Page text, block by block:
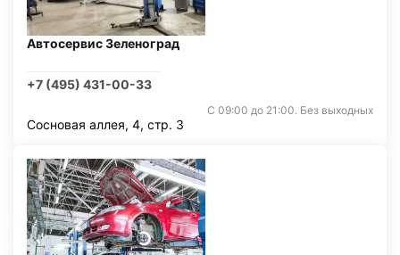
Автосервис Зеленоград
+7 (495) 431-00-33
С 09:00 до 21:00. Без выходных
Сосновая аллея, 4, стр. 3